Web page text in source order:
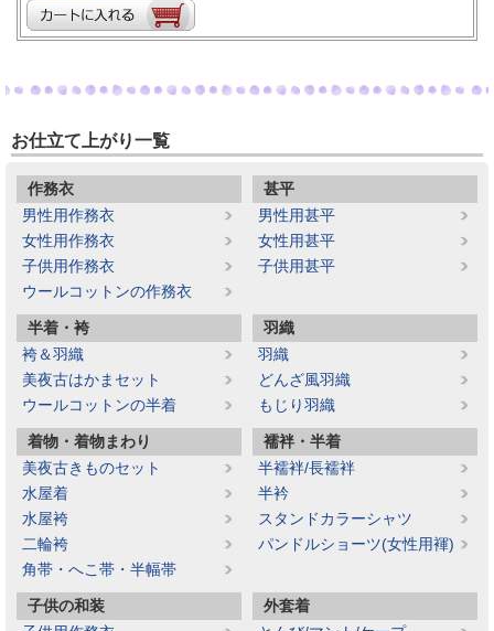
お仕立て上がり一覧
作務衣
男性用作務衣
女性用作務衣
子供用作務衣
ウールコットンの作務衣
甚平
男性用甚平
女性用甚平
子供用甚平
半着・袴
袴＆羽織
美夜古はかまセット
ウールコットンの半着
羽織
羽織
どんざ風羽織
もじり羽織
着物・着物まわり
美夜古きものセット
水屋着
水屋袴
二輪袴
角帯・へこ帯・半幅帯
襦袢・半着
半襦袢/長襦袢
半衿
スタンドカラーシャツ
パンドルショーツ(女性用褌)
子供の和装
外套着